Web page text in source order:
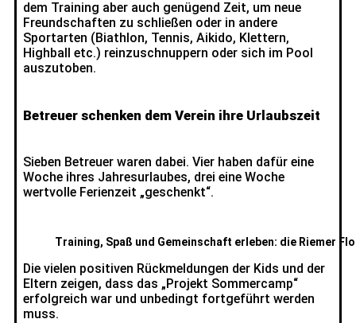
dem Training aber auch genügend Zeit, um neue
Freundschaften zu schließen oder in andere
Sportarten (Biathlon, Tennis, Aikido, Klettern,
Highball etc.) reinzuschnuppern oder sich im Pool
auszutoben.
Betreuer schenken dem Verein ihre Urlaubszeit
Sieben Betreuer waren dabei. Vier haben dafür eine
Woche ihres Jahresurlaubes, drei eine Woche
wertvolle Ferienzeit „geschenkt“.
Training, Spaß und Gemeinschaft erleben: die Riemer
Die vielen positiven Rückmeldungen der Kids und der
Eltern zeigen, dass das „Projekt Sommercamp“
erfolgreich war und unbedingt fortgeführt werden
muss.